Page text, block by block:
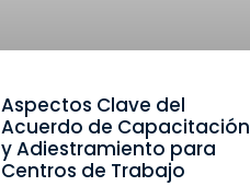
Aspectos Clave del
Acuerdo de Capacitación
y Adiestramiento para
Centros de Trabajo